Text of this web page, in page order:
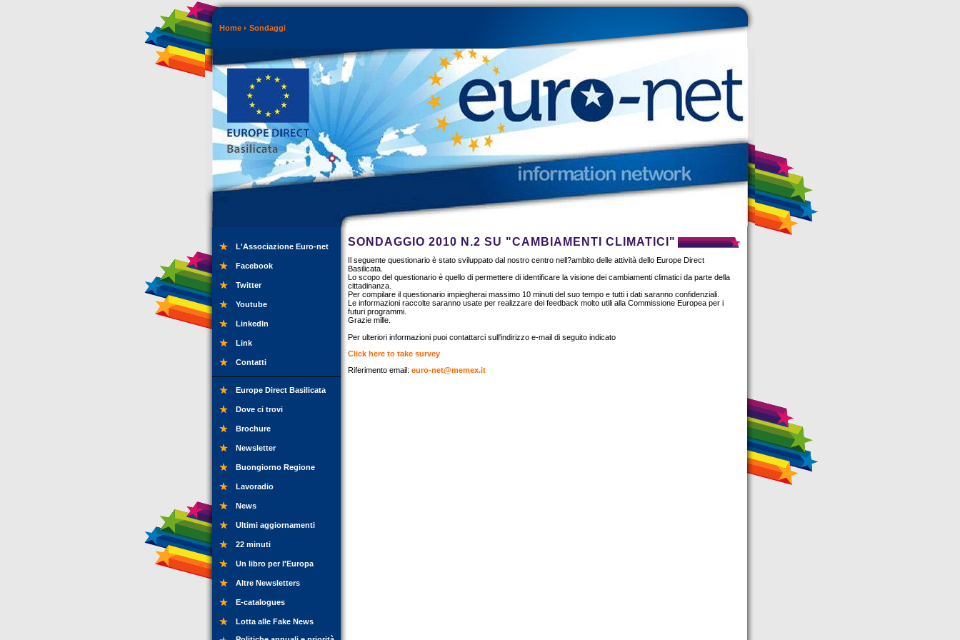
Home Sondaggi
L'Associazione Euro-net
Facebook
Twitter
Youtube
LinkedIn
Link
Contatti
Europe Direct Basilicata
Dove ci trovi
Brochure
Newsletter
Buongiorno Regione
Lavoradio
News
Ultimi aggiornamenti
22 minuti
Un libro per l'Europa
Altre Newsletters
E-catalogues
Lotta alle Fake News
SONDAGGIO 2010 N.2 SU "CAMBIAMENTI CLIMATICI"
Il seguente questionario è stato sviluppato dal nostro centro nell?ambito delle attività dello Europe Direct
Basilicata.
Lo scopo del questionario è quello di permettere di identificare la visione dei cambiamenti climatici da parte della
cittadinanza.
Per compilare il questionario impiegherai massimo 10 minuti del suo tempo e tutti i dati saranno confidenziali.
Le informazioni raccolte saranno usate per realizzare dei feedback molto utili alla Commissione Europea per i
futuri programmi.
Grazie mille.
Per ulteriori informazioni puoi contattarci sull'indirizzo e-mail di seguito indicato
Click here to take survey
Riferimento email: euro-net@memex.it